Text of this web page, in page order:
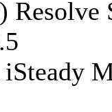
Resolve
iSteady